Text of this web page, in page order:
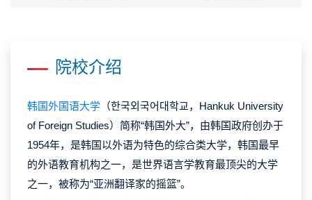
院校介绍
韩国外国语大学 （한국외국어대학교，Hankuk University
of Foreign Studies）简称“韩国外大”，由韩国政府创办于
1954年，是韩国以外语为特色的综合类大学，韩国最早
的外语教育机构之一，是世界语言学教育最顶尖的大学
之一，被称为“亚洲翻译家的摇篮”。